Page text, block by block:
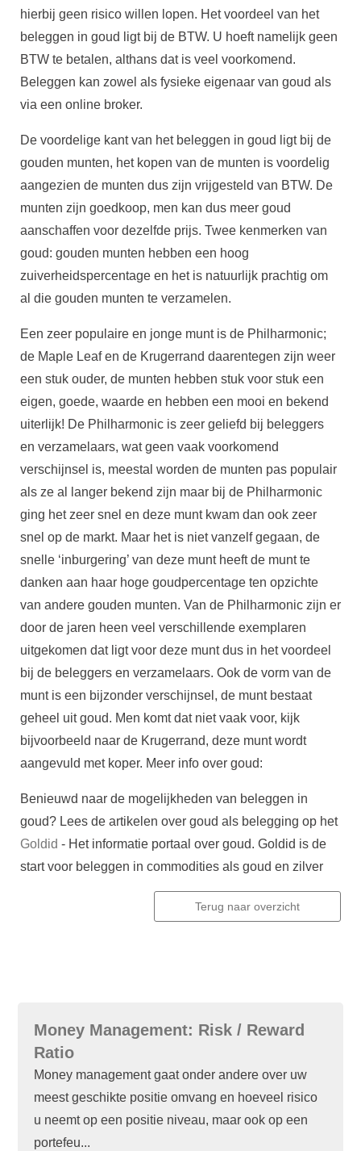
hierbij geen risico willen lopen. Het voordeel van het
beleggen in goud ligt bij de BTW. U hoeft namelijk geen
BTW te betalen, althans dat is veel voorkomend.
Beleggen kan zowel als fysieke eigenaar van goud als
via een online broker.
De voordelige kant van het beleggen in goud ligt bij de
gouden munten, het kopen van de munten is voordelig
aangezien de munten dus zijn vrijgesteld van BTW. De
munten zijn goedkoop, men kan dus meer goud
aanschaffen voor dezelfde prijs. Twee kenmerken van
goud: gouden munten hebben een hoog
zuiverheidspercentage en het is natuurlijk prachtig om
al die gouden munten te verzamelen.
Een zeer populaire en jonge munt is de Philharmonic;
de Maple Leaf en de Krugerrand daarentegen zijn weer
een stuk ouder, de munten hebben stuk voor stuk een
eigen, goede, waarde en hebben een mooi en bekend
uiterlijk! De Philharmonic is zeer geliefd bij beleggers
en verzamelaars, wat geen vaak voorkomend
verschijnsel is, meestal worden de munten pas populair
als ze al langer bekend zijn maar bij de Philharmonic
ging het zeer snel en deze munt kwam dan ook zeer
snel op de markt. Maar het is niet vanzelf gegaan, de
snelle ‘inburgering’ van deze munt heeft de munt te
danken aan haar hoge goudpercentage ten opzichte
van andere gouden munten. Van de Philharmonic zijn er
door de jaren heen veel verschillende exemplaren
uitgekomen dat ligt voor deze munt dus in het voordeel
bij de beleggers en verzamelaars. Ook de vorm van de
munt is een bijzonder verschijnsel, de munt bestaat
geheel uit goud. Men komt dat niet vaak voor, kijk
bijvoorbeeld naar de Krugerrand, deze munt wordt
aangevuld met koper. Meer info over goud:
Benieuwd naar de mogelijkheden van beleggen in
goud? Lees de artikelen over goud als belegging op het
Goldid - Het informatie portaal over goud. Goldid is de
start voor beleggen in commodities als goud en zilver
Terug naar overzicht
Money Management: Risk / Reward
Ratio
Money management gaat onder andere over uw
meest geschikte positie omvang en hoeveel risico
u neemt op een positie niveau, maar ook op een
portefeu...